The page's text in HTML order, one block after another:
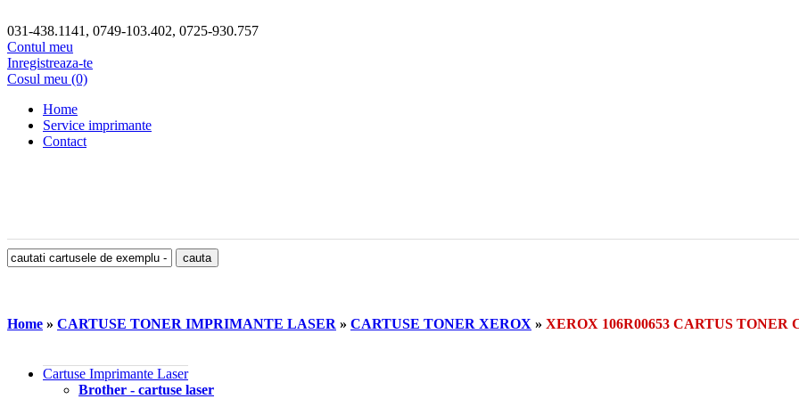
031-438.1141, 0749-103.402, 0725-930.757
Contul meu
Inregistreaza-te
Cosul meu (0)
Home
Service imprimante
Contact
Home » CARTUSE TONER IMPRIMANTE LASER » CARTUSE TONER XEROX » XEROX 106R00653 CARTUS TONER
Cartuse Imprimante Laser
Brother - cartuse laser